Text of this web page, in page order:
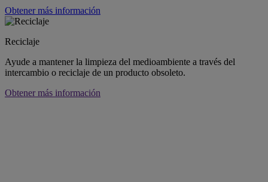
Obtener más información
Reciclaje
Ayude a mantener la limpieza del medioambiente a través del
intercambio o reciclaje de un producto obsoleto.
Obtener más información